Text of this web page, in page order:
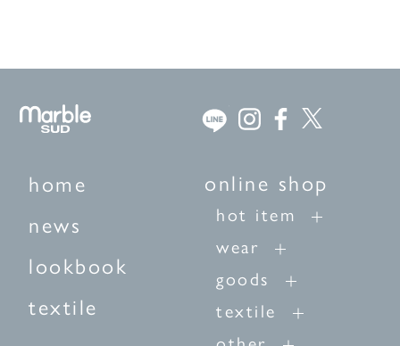
home
news
lookbook
textile
online shop
hot item
wear
goods
textile